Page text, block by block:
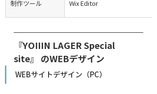
制作ツール Wix Editor
​『YOIIIN LAGER Special
site』 のWEBデザイン
WEBサイトデザイン（PC）